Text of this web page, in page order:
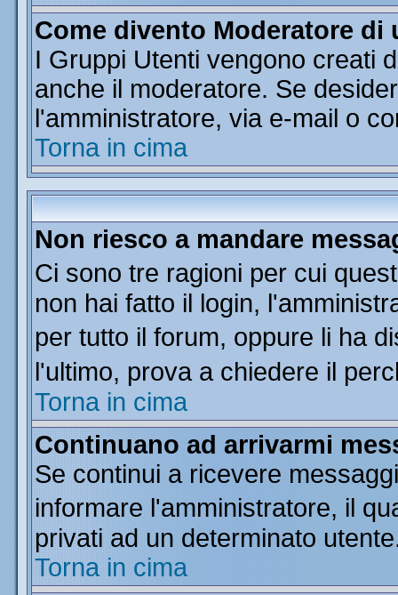
Come divento Moderatore di
I Gruppi Utenti vengono creati
anche il moderatore. Se
l'amministratore, via e-mail o
Torna in cima
Non riesco a mandare
Ci sono tre ragioni per cui
non hai fatto il login,
per tutto il forum, oppure li ha
l'ultimo, prova a chiedere il
Torna in cima
Continuano ad arrivarmi
Se continui a ricevere
informare l'amministratore, il
privati ad un determinato
Torna in cima